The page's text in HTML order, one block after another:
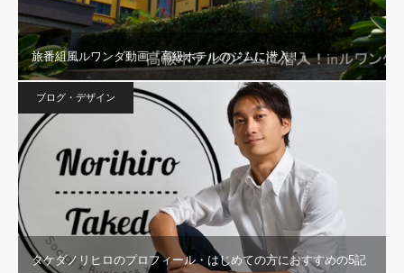
旅番組風ルワンダ動画『高級ホテルのジムに潜入！』
ブログ・デザイン
タケダノリヒロのプロフィール・はじめての方におすすめの5記